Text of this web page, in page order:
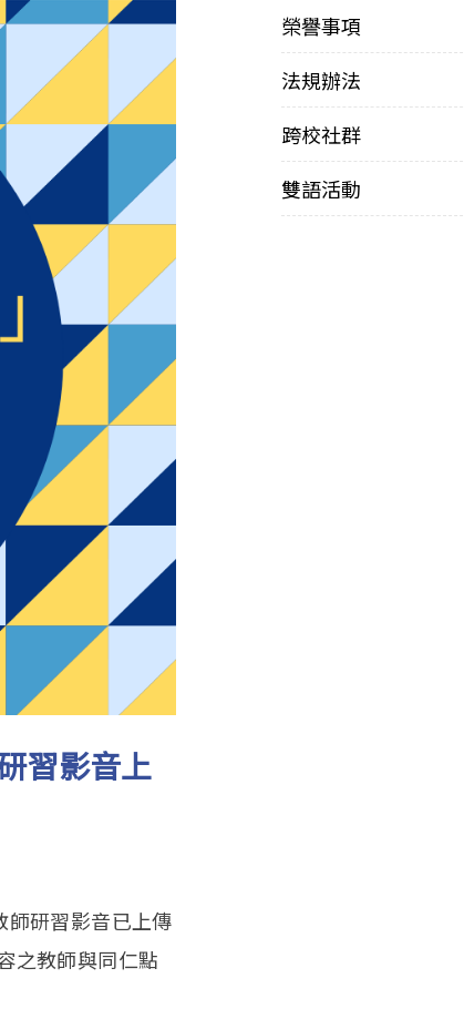
習影音上
研習影音已上傳
之教師與同仁點
榮譽事項
法規辦法
跨校社群
雙語活動